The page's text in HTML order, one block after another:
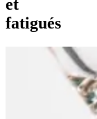
et
fatigués